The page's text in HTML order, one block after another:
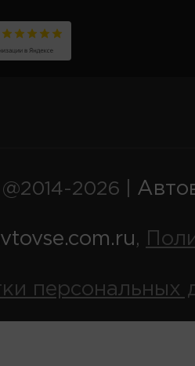
2026 |
,
персональных